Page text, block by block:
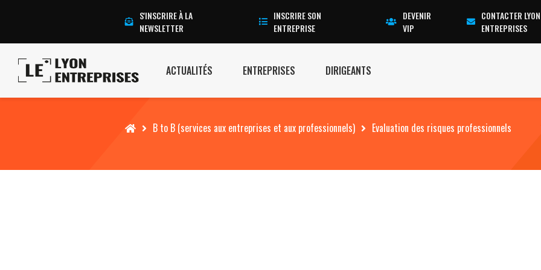
S'INSCRIRE À LA
NEWSLETTER
INSCRIRE SON
ENTREPRISE
DEVENIR
VIP
CONTACTER LYON
ENTREPRISES
ACTUALITÉS ENTREPRISES DIRIGEANTS
Accueil B to B (services aux entreprises et aux professionnels) Evaluation des risques professionnels